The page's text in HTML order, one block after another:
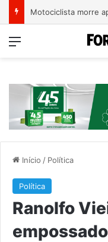
Menu
Início / Política
Política
Ranolfo